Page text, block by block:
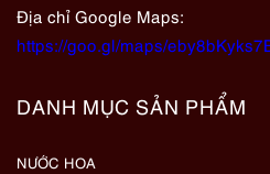
Địa chỉ Google Maps:
https://goo.gl/maps/
DANH MỤC SẢN PHẨM
NƯỚC HOA